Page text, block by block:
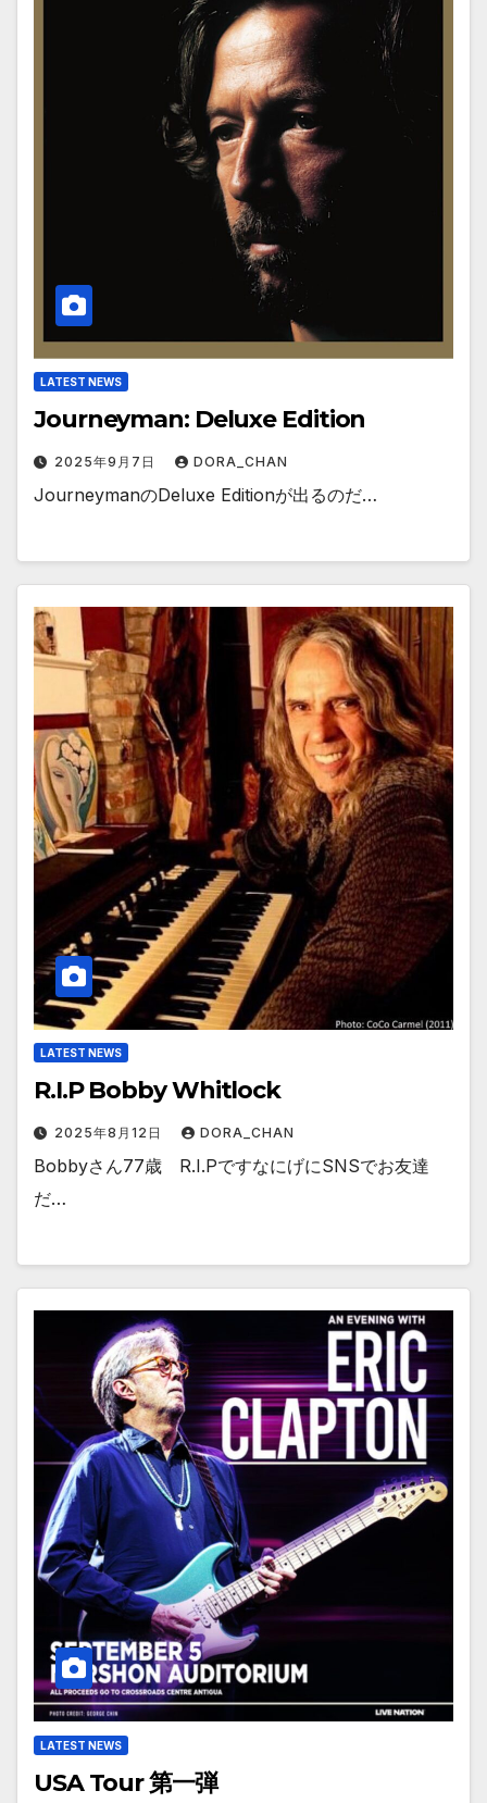
LATEST NEWS
Journeyman: Deluxe Edition
2025年9月7日 DORA_CHAN
JourneymanのDeluxe Editionが出るのだ…
LATEST NEWS
R.I.P Bobby Whitlock
2025年8月12日 DORA_CHAN
Bobbyさん77歳 R.I.PですなにげにSNSでお友達
だ…
LATEST NEWS
USA Tour 第一弾